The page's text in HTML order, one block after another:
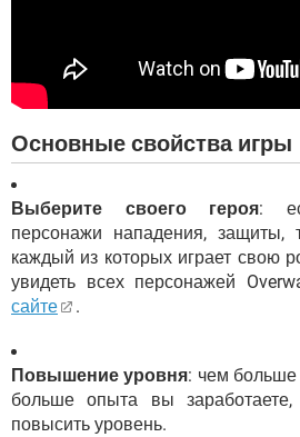
Основные свойства игры
Выберите своего героя:
персонажи нападения, защиты,
каждый из которых играет свою
увидеть всех персонажей
сайте
.
Повышение уровня: чем больше
больше опыта вы
повысить уровень.